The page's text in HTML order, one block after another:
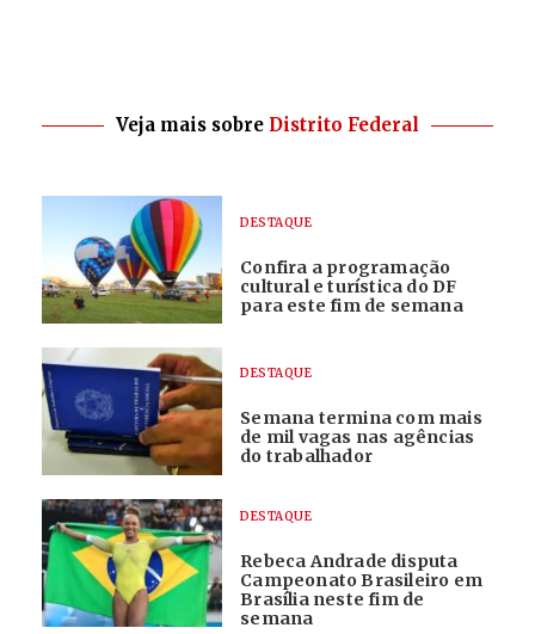
Veja mais sobre Distrito Federal
DESTAQUE
Confira a programação
cultural e turística do DF
para este fim de semana
DESTAQUE
Semana termina com mais
de mil vagas nas agências
do trabalhador
DESTAQUE
Rebeca Andrade disputa
Campeonato Brasileiro em
Brasília neste fim de
semana